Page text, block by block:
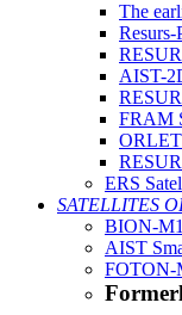
The
Resurs-
AIST-
FRAM
ERS
SATELLITES
BION-
AIST
FOTON-